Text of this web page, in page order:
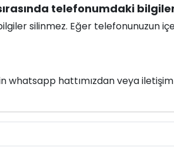
telefonumdaki
silinmez. Eğer telefonunuzun
whatsapp hattımızdan veya